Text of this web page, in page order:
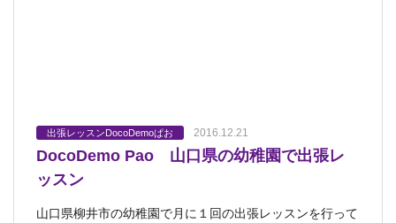
出張レッスンDocoDemoぱお 2016.12.21
DocoDemo Pao 山口県の幼稚園で出張レ
ッスン
山口県柳井市の幼稚園で月に１回の出張レッスンを行って